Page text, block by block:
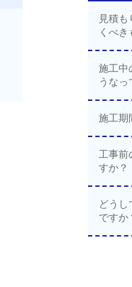
見積
くべき
施工中
うなっ
施工期
工事前
すか？
どうし
ですか